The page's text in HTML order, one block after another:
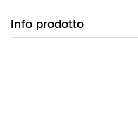
Info prodotto